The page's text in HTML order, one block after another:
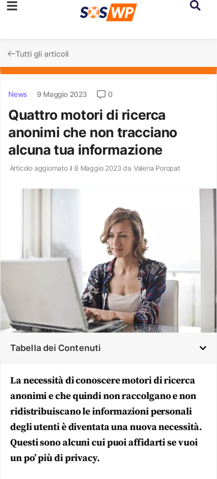
Tutti gli articoli
News 9 Maggio 2023 0
Quattro motori di ricerca
anonimi che non tracciano
alcuna tua informazione
Articolo aggiornato il 8 Maggio 2023 da Valeria Poropat
Tabella dei Contenuti
La necessità di conoscere motori di ricerca
anonimi e che quindi non raccolgano e non
ridistribuiscano le informazioni personali
degli utenti è diventata una nuova necessità.
Questi sono alcuni cui puoi affidarti se vuoi
un po’ più di privacy.